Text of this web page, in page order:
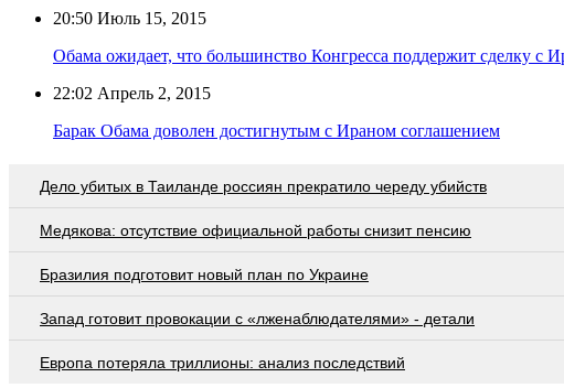
20:50 Июль 15, 2015
Обама ожидает, что большинство Конгресса поддержит сделку с
22:02 Апрель 2, 2015
Барак Обама доволен достигнутым с Ираном соглашением
Дело убитых в Таиланде россиян прекратило череду убийств
Медякова: отсутствие официальной работы снизит пенсию
Бразилия подготовит новый план по Украине
Запад готовит провокации с «лженаблюдателями» - детали
Европа потеряла триллионы: анализ последствий